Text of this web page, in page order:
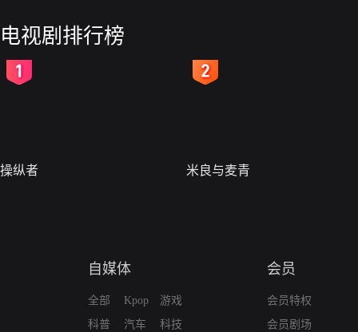
电视剧排行榜
操纵者 米良与麦青
自媒体
全部
科普
Kpop
汽车
游戏
科技
会员
会员特权
会员剧场